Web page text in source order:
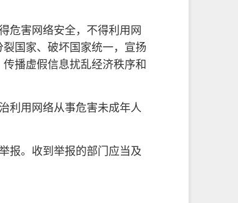
危害网络安全，不得利用网
国家、破坏国家统一，宣扬
播虚假信息扰乱经济秩序和
利用网络从事危害未成年人
报。收到举报的部门应当及